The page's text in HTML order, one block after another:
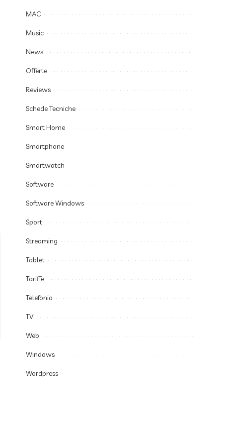
MAC
Music
News
Offerte
Reviews
Schede Tecniche
Smart Home
Smartphone
Smartwatch
Software
Software Windows
Sport
Streaming
Tablet
Tariffe
Telefonia
TV
Web
Windows
Wordpress